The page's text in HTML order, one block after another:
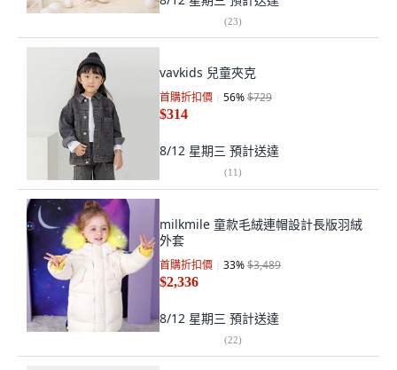
(23)
vavkids 兒童夾克
首購折扣價 56%$729
$314
8/12 星期三 預計送達
(11)
milkmile 童款毛絨連帽設計長版羽絨
外套
首購折扣價 33%$3,489
$2,336
8/12 星期三 預計送達
(22)